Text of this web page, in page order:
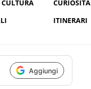
CULTURA CURIOSITÀ
ITINERARI
Aggiungi